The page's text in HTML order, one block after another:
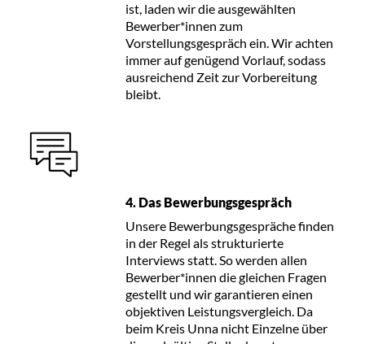
ist, laden wir die ausgewählten
Bewerber*innen zum
Vorstellungsgespräch ein. Wir achten
immer auf genügend Vorlauf, sodass
ausreichend Zeit zur Vorbereitung
bleibt.
4. Das Bewerbungsgespräch
Unsere Bewerbungsgespräche finden
in der Regel als strukturierte
Interviews statt. So werden allen
Bewerber*innen die gleichen Fragen
gestellt und wir garantieren einen
objektiven Leistungsvergleich. Da
beim Kreis Unna nicht Einzelne über